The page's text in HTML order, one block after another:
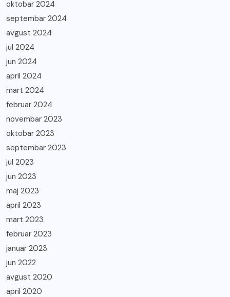
oktobar 2024
septembar 2024
avgust 2024
jul 2024
jun 2024
april 2024
mart 2024
februar 2024
novembar 2023
oktobar 2023
septembar 2023
jul 2023
jun 2023
maj 2023
april 2023
mart 2023
februar 2023
januar 2023
jun 2022
avgust 2020
april 2020